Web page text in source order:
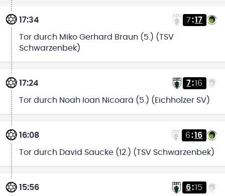
17:34 7:17
Tor durch Miko Gerhard Braun (5.) (TSV
Schwarzenbek)
17:24 7:16
Tor durch Noah Ioan Nicoarä (5.) (Eichholzer SV)
16:08 6:16
Tor durch David Saucke (12.) (TSV Schwarzenbek)
15:56 6:15